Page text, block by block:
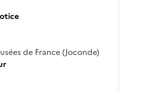
de France (Joconde)